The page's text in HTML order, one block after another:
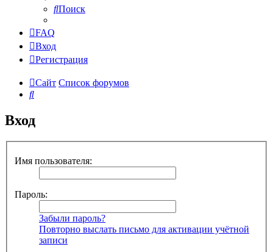
Поиск
FAQ
Вход
Регистрация
Сайт Список форумов
Поиск
Вход
Имя пользователя:
Пароль:
Забыли пароль?
Повторно выслать письмо для активации учётной
записи